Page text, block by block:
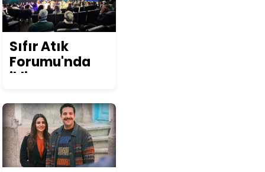
Sıfır Atık
Forumu'nda
iklim
ruh sağlığına
etkisi
konuşuldu